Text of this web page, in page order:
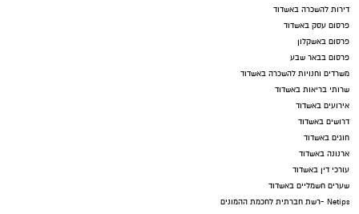
דירות להשכרה באשדוד
פרסום עסק באשדוד
פרסום באשקלון
פרסום בבאר שבע
משרדים וחנויות להשכרה באשדוד
שרותי בריאות באשדוד
אירועים באשדוד
דרושים באשדוד
חוגים באשדוד
ארנונה באשדוד
עורכי דין באשדוד
שערים חשמליים באשדוד
Netips -רשת חברתית לחכמת ההמונים